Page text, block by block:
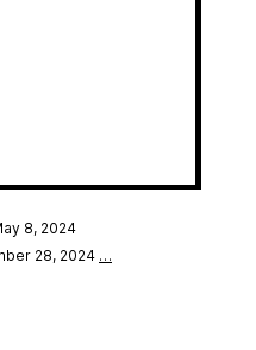
8, 2024
28, 2024 …